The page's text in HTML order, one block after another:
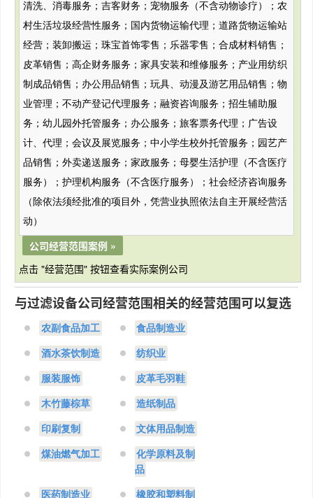
清洗、消毒服务；吉客财务；宠物服务（不含动物诊疗）；农
村生活垃圾经营性服务；国内货物运输代理；道路货物运输站
经营；装卸搬运；珠宝首饰零售；乐器零售；合成材料销售；
皮革销售；高企财务服务；家具安装和维修服务；产业用纺织
制成品销售；办公用品销售；玩具、动漫及游艺用品销售；物
业管理；不动产登记代理服务；融资咨询服务；招生辅助服
务；幼儿园外托管服务；办公服务；旅客票务代理；广告设
计、代理；会议及展览服务；中小学生校外托管服务；园艺产
品销售；外卖递送服务；家政服务；母婴生活护理（不含医疗
服务）；护理机构服务（不含医疗服务）；社会经济咨询服务
（除依法须经批准的项目外，凭营业执照依法自主开展经营活
动）
公司经营范围案例 »
点击 "经营范围" 按钮查看实际案例公司
与过滤设备公司经营范围相关的经营范围可以复选
农副食品加工 食品制造业
酒水茶饮制造 纺织业
服装服饰 皮革毛羽鞋
木竹藤棕草 造纸制品
印刷复制 文体用品制造
煤油燃气加工
化学原料及制
品
医药制造业 橡胶和塑料制